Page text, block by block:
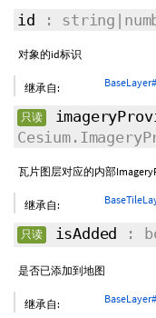
id :
对象的id标识
继承自:
只读
瓦片图层对应的内部
继承自:
只读 isAdded :
是否已添加到地图
继承自: